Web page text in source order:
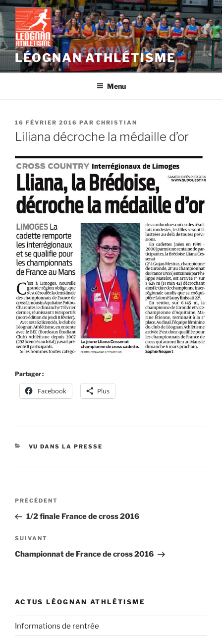
Aller
au
contenu
principal
LÉOGNAN ATHLÉTISME
Menu
PUBLIÉ
LE
16 FÉVRIER 2016 PAR CHRISTIAN
Liliana décroche la médaille d’or
Partager :
Facebook Plus
CATÉGORIES
VU DANS LA PRESSE
Navigation
l’article
Article
précédent
PRÉCÉDENT
1/2 finale France de cross 2016
Article
suivant
SUIVANT
Championnat de France de cross 2016
ACTUS LÉOGNAN ATHLÉTISME
Informations de rentrée